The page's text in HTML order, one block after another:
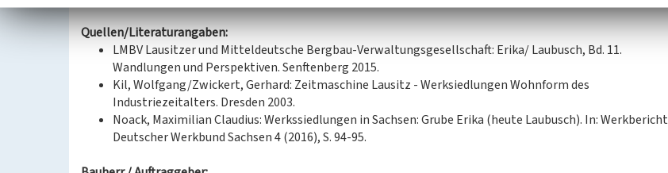
Quellen/Literaturangaben:
LMBV Lausitzer und Mitteldeutsche Bergbau-Verwaltungsgesellschaft: Erika/ Laubusch, Bd. 11.
Wandlungen und Perspektiven. Senftenberg 2015.
Kil, Wolfgang/Zwickert, Gerhard: Zeitmaschine Lausitz - Werksiedlungen Wohnform des
Industriezeitalters. Dresden 2003.
Noack, Maximilian Claudius: Werkssiedlungen in Sachsen: Grube Erika (heute Laubusch). In: Werkbericht
Deutscher Werkbund Sachsen 4 (2016), S. 94-95.